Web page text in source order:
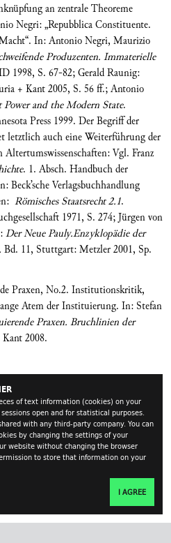
of text information (cookies) on your
open and for statistical purposes.
with any third-party company. You can
by changing the settings of your
website without changing the browser
to store that information on your
I AGREE
an zentrale Theoreme
Negri: „Repubblica Constituente.
In: Antonio Negri, Maurizio
Produzenten. Immaterielle
1998, S. 67-82; Gerald Raunig:
+ Kant 2005, S. 56 ff.; Antonio
and the Modern State.
Press 1999. Der Begriff der
letztlich auch eine Weiterführung der
Altertumswissenschaften: Vgl. Franz
. 1. Absch. Handbuch der
Verlagsbuchhandlung
Römisches Staatsrecht 2.1.
1971, S. 274; Jürgen von
Der NeuePauly.Enzyklopädie der
Bd. 11, Stuttgart: Metzler 2001, Sp.
Praxen, No.2. Institutionskritik,
Atem der Instituierung. In: Stefan
Praxen. Bruchlinien der
2008.
Überlegungen an (vgl. Virno.